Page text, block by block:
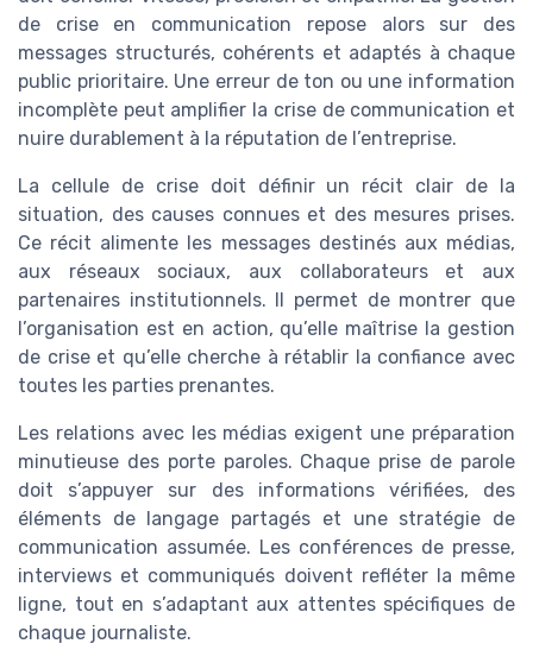
de crise en communication repose alors sur des
messages structurés, cohérents et adaptés à chaque
public prioritaire. Une erreur de ton ou une information
incomplète peut amplifier la crise de communication et
nuire durablement à la réputation de l’entreprise.
La cellule de crise doit définir un récit clair de la
situation, des causes connues et des mesures prises.
Ce récit alimente les messages destinés aux médias,
aux réseaux sociaux, aux collaborateurs et aux
partenaires institutionnels. Il permet de montrer que
l’organisation est en action, qu’elle maîtrise la gestion
de crise et qu’elle cherche à rétablir la confiance avec
toutes les parties prenantes.
Les relations avec les médias exigent une préparation
minutieuse des porte paroles. Chaque prise de parole
doit s’appuyer sur des informations vérifiées, des
éléments de langage partagés et une stratégie de
communication assumée. Les conférences de presse,
interviews et communiqués doivent refléter la même
ligne, tout en s’adaptant aux attentes spécifiques de
chaque journaliste.